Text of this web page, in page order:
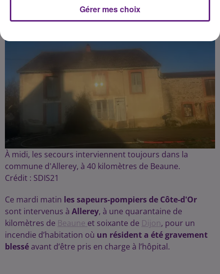
Publié : 30 décembre 2025 à 12h20 par Quentin Toneatti
À midi, les secours interviennent toujours dans la
commune d'Allerey, à 40 kilomètres de Beaune.
Crédit : SDIS21
Ce mardi matin les sapeurs-pompiers de Côte-d'Or
sont intervenus à Allerey, à une quarantaine de
kilomètres de Beaune et soixante de Dijon, pour un
incendie d’habitation où un résident a été gravement
blesséavant d’être pris en charge à l’hôpital.
Gérer mes choix